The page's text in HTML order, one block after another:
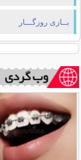
بــازی روزگـــار